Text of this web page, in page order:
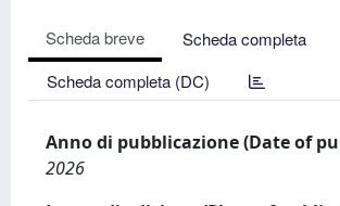
Scheda breve
Scheda completa
Scheda completa (DC)
Anno di pubblicazione (Date of
2026